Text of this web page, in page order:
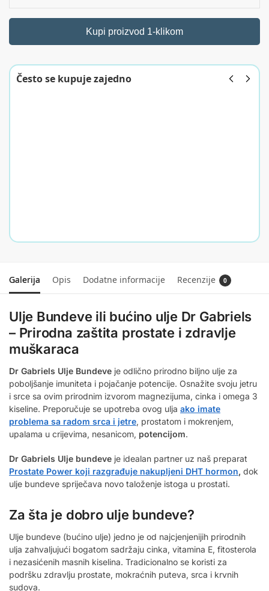
Kupi proizvod 1-klikom
Često se kupuje zajedno
Galerija Opis Dodatne informacije Recenzije 0
Ulje Bundeve ili bućino ulje Dr Gabriels
– Prirodna zaštita prostate i zdravlje
muškaraca
Dr Gabriels Ulje Bundeve je odlično prirodno biljno ulje za
poboljšanje imuniteta i pojačanje potencije. Osnažite svoju jetru
i srce sa ovim prirodnim izvorom magnezijuma, cinka i omega 3
kiseline. Preporučuje se upotreba ovog ulja ako imate
problema sa radom srca i jetre, prostatom i mokrenjem,
upalama u crijevima, nesanicom, potencijom.
Dr Gabriels Ulje bundeve je idealan partner uz naš preparat
Prostate Power koji razgrađuje nakupljeni DHT hormon, dok
ulje bundeve spriječava novo taloženje istoga u prostati.
Za šta je dobro ulje bundeve?
Ulje bundeve (bućino ulje) jedno je od najcjenjenijih prirodnih
ulja zahvaljujući bogatom sadržaju cinka, vitamina E, fitosterola
i nezasićenih masnih kiselina. Tradicionalno se koristi za
podršku zdravlju prostate, mokraćnih puteva, srca i krvnih
sudova.